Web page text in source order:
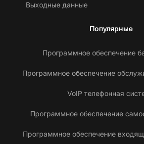
Выходные данные
Популярные
Программное обеспечение
Программное обеспечение
VoIP телефонная
Программное обеспечение
Программное обеспечение